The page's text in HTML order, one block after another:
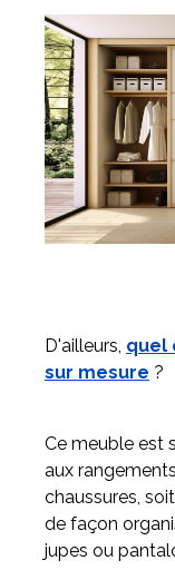
D'ailleurs, quel
sur mesure ?
Ce meuble est
aux
chaussures,
de façon
jupes ou